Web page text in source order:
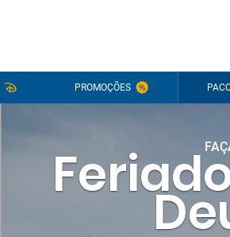
PROMOÇÕES